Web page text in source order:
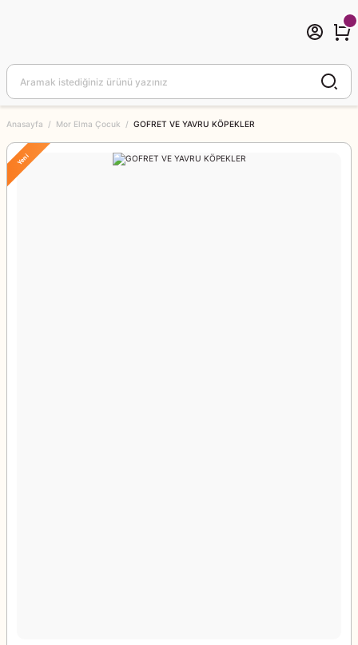
Anasayfa Mor Elma Çocuk GOFRET VE YAVRU KÖPEKLER
Yeni